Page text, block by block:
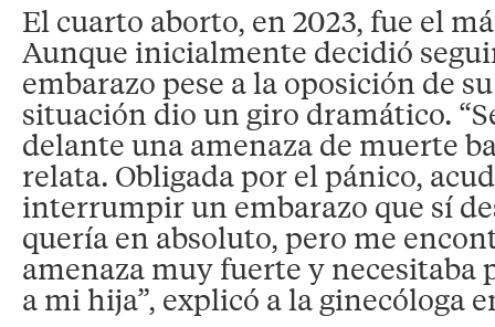
El cuarto aborto, en 2023, fue el
Aunque inicialmente decidió
embarazo pese a la oposición de
situación dio un giro dramático.
delante una amenaza de muerte
relata. Obligada por el pánico,
interrumpir un embarazo que sí
quería en absoluto, pero me
amenaza muy fuerte y necesitaba
a mi hija”, explicó a la ginecóloga